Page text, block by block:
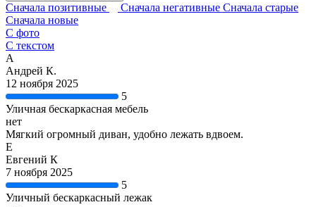
Сначала позитивные Сначала негативные Сначала старые
Сначала новые
С фото
С текстом
А
Андрей К.
12 ноября 2025
5
Уличная бескаркасная мебель
нет
Мягкий огромный диван, удобно лежать вдвоем.
Е
Евгений К
7 ноября 2025
5
Уличный бескаркасный лежак